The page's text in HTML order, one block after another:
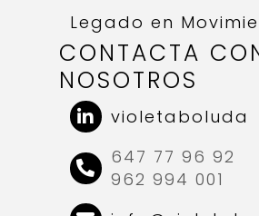
Legado en
CONTACTA
NOSOTROS
violetaboluda
647 77 96 92
962 994 001